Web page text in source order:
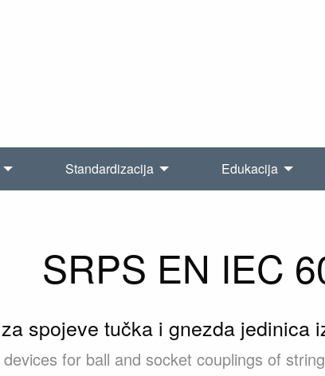
Standardizacija Edukacija
SRPS EN IEC
spojeve tučka i gnezda jedinica
for ball and socket couplings of